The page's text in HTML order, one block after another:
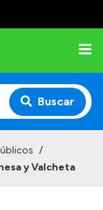
Buscar
/
y Valcheta